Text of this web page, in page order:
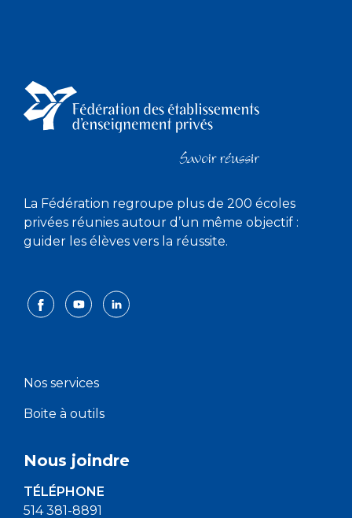
La Fédération regroupe plus de 200 écoles
privées réunies autour d’un même objectif :
guider les élèves vers la réussite.
Nos services
Boite à outils
Nous joindre
TÉLÉPHONE
514 381-8891